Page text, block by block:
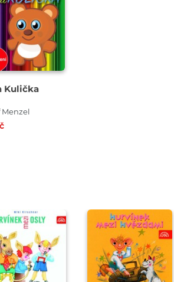
Kulička
Menzel
Přehrát
ukázku